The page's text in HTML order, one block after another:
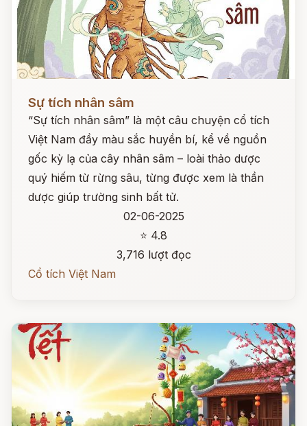
Sự tích nhân sâm
“Sự tích nhân sâm” là một câu chuyện cổ tích
Việt Nam đầy màu sắc huyền bí, kể về nguồn
gốc kỳ lạ của cây nhân sâm – loài thảo dược
quý hiếm từ rừng sâu, từng được xem là thần
dược giúp trường sinh bất tử.
02-06-2025
⭐ 4.8
3,716 lượt đọc
Cổ tích Việt Nam